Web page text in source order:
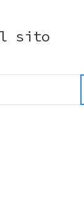
sito